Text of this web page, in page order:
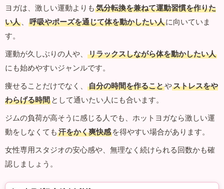
ヨガは、激しい運動よりも 気分転換を兼ねて運動習慣を作りた
い人 、 呼吸やポーズを通じて体を動かしたい人に向いていま
す。
運動が久しぶりの人や、
リラックスしながら体を動かしたい人
にも始めやすいジャンルです。
痩せることだけでなく、
自分の時間を作ることやストレスをや
わらげる時間 として通いたい人にも合います。
ジムの負荷が高そうに感じる人でも、ホットヨガなら激しい運
動をしなくても 汗をかく爽快感 を得やすい場合があります。
女性専用スタジオの安心感や、無理なく続けられる回数かも確
認しましょう。